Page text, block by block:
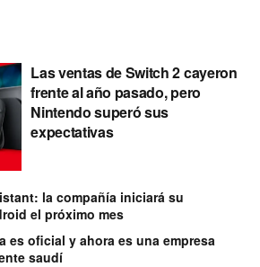
Las ventas de Switch 2 cayeron
frente al año pasado, pero
Nintendo superó sus
expectativas
la compañía iniciará su
el próximo mes
es oficial y ahora es una empresa
saudí